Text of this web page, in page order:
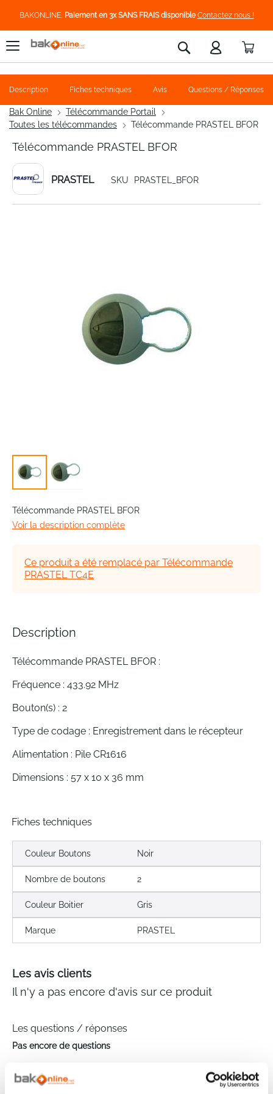
BAKONLINE, Paiement en 3x SANS FRAIS disponible Contactez nous !
Rechercher
Bak Online
Télécommande Portail
Toutes les télécommandes
Télécommande PRASTEL BFOR
Télécommande PRASTEL BFOR
PRASTEL SKU PRASTEL_BFOR
to
the
beginning
images
gallery
Télécommande PRASTEL BFOR
Voir la description complète
Ce produit a été remplacé par Télécommande
PRASTEL TC4E
Description Fiches techniques Avis Questions / Réponses
Description
Télécommande PRASTEL BFOR :
Fréquence : 433.92 MHz
Bouton(s) : 2
Type de codage : Enregistrement dans le récepteur
Alimentation : Pile CR1616
Dimensions : 57 x 10 x 36 mm
Fiches techniques
Couleur Boutons Noir
Nombre de boutons 2
Couleur Boitier Gris
Marque PRASTEL
Les avis clients
Il n'y a pas encore d'avis sur ce produit
Les questions / réponses
Pas encore de questions
Connectez vous pour poser votre question